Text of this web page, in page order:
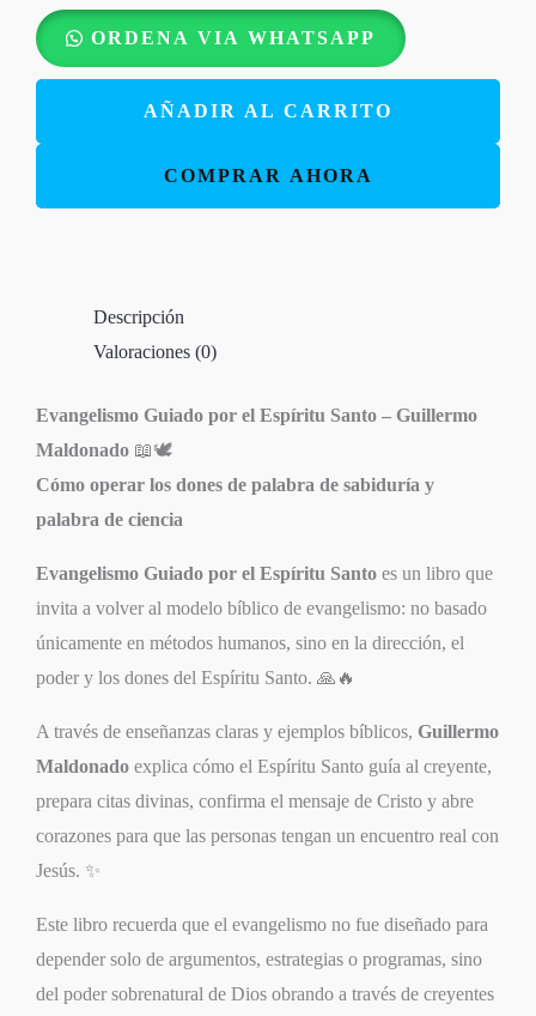
ORDENA VIA WHATSAPP
Evangelismo
Guiado
Santo
AÑADIR AL CARRITO
COMPRAR AHORA
Descripción
Valoraciones (0)
Evangelismo Guiado por el Espíritu Santo – Guillermo
Maldonado 📖🕊️
Cómo operar los dones de palabra de sabiduría y
palabra de ciencia
Evangelismo Guiado por el Espíritu Santo es un libro que
invita a volver al modelo bíblico de evangelismo: no basado
únicamente en métodos humanos, sino en la dirección, el
poder y los dones del Espíritu Santo. 🙏🔥
A través de enseñanzas claras y ejemplos bíblicos, Guillermo
Maldonado explica cómo el Espíritu Santo guía al creyente,
prepara citas divinas, confirma el mensaje de Cristo y abre
corazones para que las personas tengan un encuentro real con
Jesús. ✨
Este libro recuerda que el evangelismo no fue diseñado para
depender solo de argumentos, estrategias o programas, sino
del poder sobrenatural de Dios obrando a través de creyentes